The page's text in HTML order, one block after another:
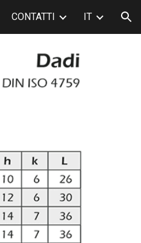
CONTATTI IT